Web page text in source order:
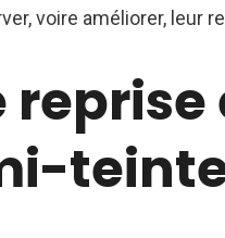
voire améliorer, leur